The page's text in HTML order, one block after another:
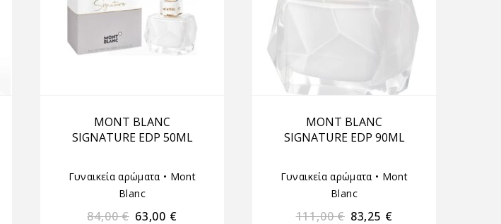
MONT BLANC
SIGNATURE EDP 50ML
Γυναικεία αρώματα • Mont
Blanc
84,00€ 63,00 €
MONT BLANC
SIGNATURE EDP 90ML
Γυναικεία αρώματα • Mont
Blanc
111,00€ 83,25 €